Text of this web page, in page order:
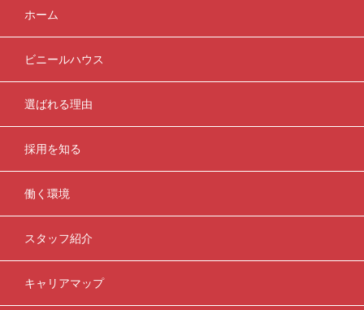
ホーム
ビニールハウス
選ばれる理由
採用を知る
働く環境
スタッフ紹介
キャリアマップ